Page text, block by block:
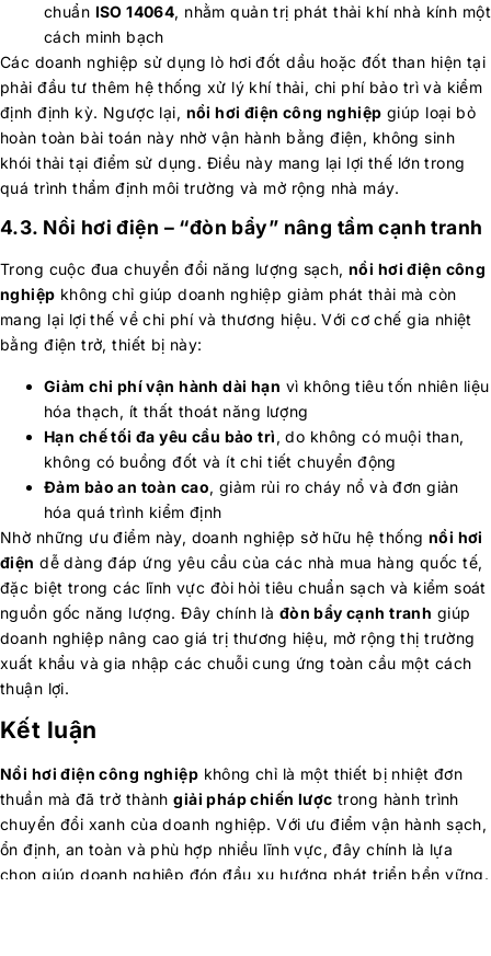
chuẩn ISO 14064, nhằm quản trị phát thải khí nhà kính một
cách minh bạch
Các doanh nghiệp sử dụng lò hơi đốt dầu hoặc đốt than hiện tại
phải đầu tư thêm hệ thống xử lý khí thải, chi phí bảo trì và kiểm
định định kỳ. Ngược lại, nồi hơi điện công nghiệp giúp loại bỏ
hoàn toàn bài toán này nhờ vận hành bằng điện, không sinh
khói thải tại điểm sử dụng. Điều này mang lại lợi thế lớn trong
quá trình thẩm định môi trường và mở rộng nhà máy.
4.3. Nồi hơi điện – “đòn bẩy” nâng tầm cạnh tranh
Trong cuộc đua chuyển đổi năng lượng sạch,nồi hơi điện công
nghiệp không chỉ giúp doanh nghiệp giảm phát thải mà còn
mang lại lợi thế về chi phí và thương hiệu. Với cơ chế gia nhiệt
bằng điện trở, thiết bị này:
Giảm chi phí vận hành dài hạn vì không tiêu tốn nhiên liệu
hóa thạch, ít thất thoát năng lượng
Hạn chế tối đa yêu cầu bảo trì, do không có muội than,
không có buồng đốt và ít chi tiết chuyển động
Đảm bảo an toàn cao, giảm rủi ro cháy nổ và đơn giản
hóa quá trình kiểm định
Nhờ những ưu điểm này, doanh nghiệp sở hữu hệ thống nồi hơi
điện dễ dàng đáp ứng yêu cầu của các nhà mua hàng quốc tế,
đặc biệt trong các lĩnh vực đòi hỏi tiêu chuẩn sạch và kiểm soát
nguồn gốc năng lượng. Đây chính là đòn bẩy cạnh tranh giúp
doanh nghiệp nâng cao giá trị thương hiệu, mở rộng thị trường
xuất khẩu và gia nhập các chuỗi cung ứng toàn cầu một cách
thuận lợi.
Kết luận
Nồi hơi điện công nghiệp không chỉ là một thiết bị nhiệt đơn
thuần mà đã trở thànhgiải pháp chiến lược trong hành trình
chuyển đổi xanh của doanh nghiệp. Với ưu điểm vận hành sạch,
ổn định, an toàn và phù hợp nhiều lĩnh vực, đây chính là lựa
chọn giúp doanh nghiệp đón đầu xu hướng phát triển bền vững.